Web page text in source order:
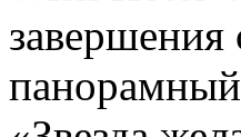
завершения